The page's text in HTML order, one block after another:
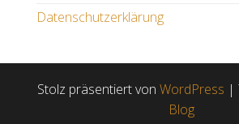
Datenschutzerklärung
Stolz präsentiert von WordPress |
Blog